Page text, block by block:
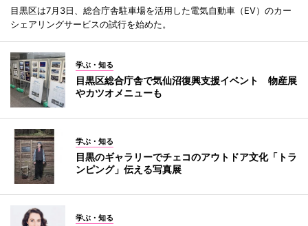
目黒区は7月3日、総合庁舎駐車場を活用した電気自動車（EV）のカー
シェアリングサービスの試行を始めた。
学ぶ・知る
目黒区総合庁舎で気仙沼復興支援イベント 物産展
やカツオメニューも
学ぶ・知る
目黒のギャラリーでチェコのアウトドア文化「トラ
ンピング」伝える写真展
学ぶ・知る